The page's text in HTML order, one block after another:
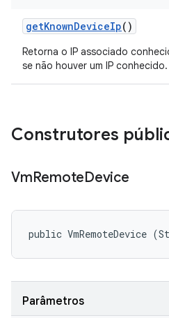
getKnownDeviceIp()
Retorna o IP associado
se não houver um IP conhecido.
Construtores
VmRemoteDevice
public VmRemoteDevice
Parâmetros